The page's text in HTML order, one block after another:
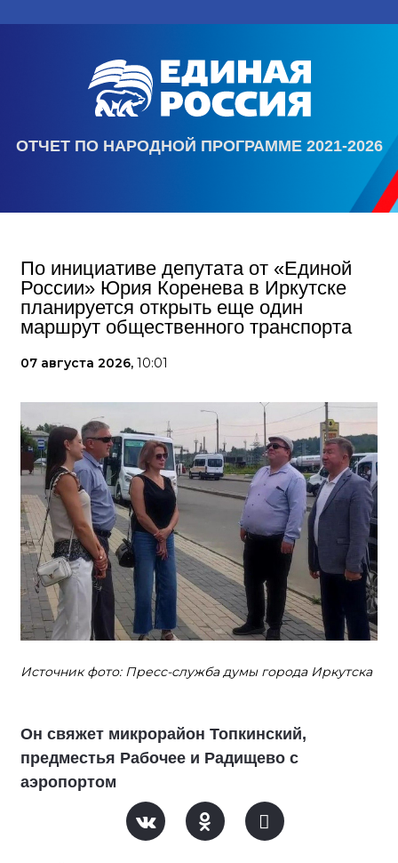
ОТЧЕТ ПО НАРОДНОЙ ПРОГРАММЕ 2021-2026
По инициативе депутата от «Единой
России» Юрия Коренева в Иркутске
планируется открыть еще один
маршрут общественного транспорта
07 августа 2026, 10:01
Источник фото: Пресс-служба думы города Иркутска
Он свяжет микрорайон Топкинский,
предместья Рабочее и Радищево с
аэропортом